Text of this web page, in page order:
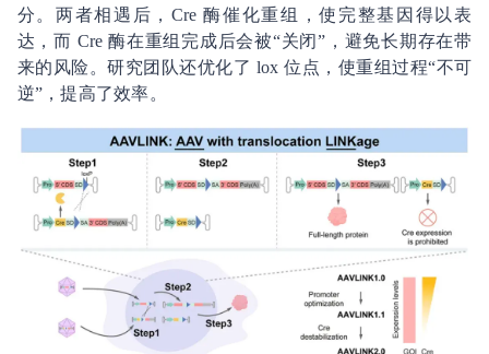
分。两者相遇后，Cre 酶催化重组，使完整基因得以表
达，而 Cre 酶在重组完成后会被“关闭”，避免长期存在带
来的风险。研究团队还优化了 lox 位点，使重组过程“不可
逆”，提高了效率。